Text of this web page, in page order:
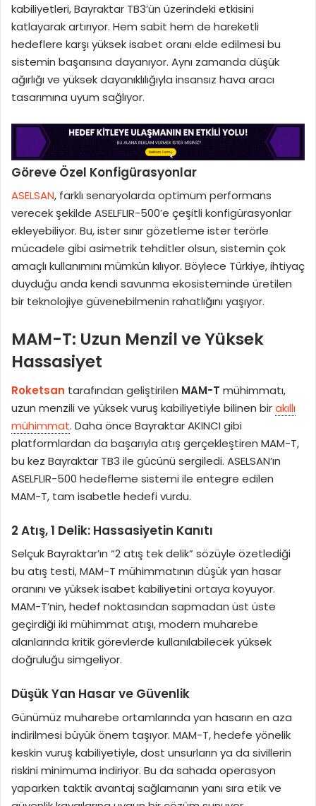
kabiliyetleri, Bayraktar TB3’ün üzerindeki etkisini
katlayarak artırıyor. Hem sabit hem de hareketli
hedeflere karşı yüksek isabet oranı elde edilmesi bu
sistemin başarısına dayanıyor. Aynı zamanda düşük
ağırlığı ve yüksek dayanıklılığıyla insansız hava aracı
tasarımına uyum sağlıyor.
Göreve Özel Konfigürasyonlar
ASELSAN, farklı senaryolarda optimum performans
verecek şekilde ASELFLIR-500’e çeşitli konfigürasyonlar
ekleyebiliyor. Bu, ister sınır gözetleme ister terörle
mücadele gibi asimetrik tehditler olsun, sistemin çok
amaçlı kullanımını mümkün kılıyor. Böylece Türkiye, ihtiyaç
duyduğu anda kendi savunma ekosisteminde üretilen
bir teknolojiye güvenebilmenin rahatlığını yaşıyor.
MAM-T: Uzun Menzil ve Yüksek
Hassasiyet
Roketsan tarafından geliştirilen MAM-T mühimmatı,
uzun menzili ve yüksek vuruş kabiliyetiyle bilinen birakıllı
mühimmat. Daha önce Bayraktar AKINCI gibi
platformlardan da başarıyla atış gerçekleştiren MAM-T,
bu kez Bayraktar TB3 ile gücünü sergiledi. ASELSAN’ın
ASELFLIR-500 hedefleme sistemi ile entegre edilen
MAM-T, tam isabetle hedefi vurdu.
2 Atış, 1 Delik: Hassasiyetin Kanıtı
Selçuk Bayraktar’ın “2 atış tek delik” sözüyle özetlediği
bu atış testi, MAM-T mühimmatının düşük yan hasar
oranını ve yüksek isabet kabiliyetini ortaya koyuyor.
MAM-T’nin, hedef noktasından sapmadan üst üste
geçirdiği iki mühimmat atışı, modern muharebe
alanlarında kritik görevlerde kullanılabilecek yüksek
doğruluğu simgeliyor.
Düşük Yan Hasar ve Güvenlik
Günümüz muharebe ortamlarında yan hasarın en aza
indirilmesi büyük önem taşıyor. MAM-T, hedefe yönelik
keskin vuruş kabiliyetiyle, dost unsurların ya da sivillerin
riskini minimuma indiriyor. Bu da sahada operasyon
yaparken taktik avantaj sağlamanın yanı sıra etik ve